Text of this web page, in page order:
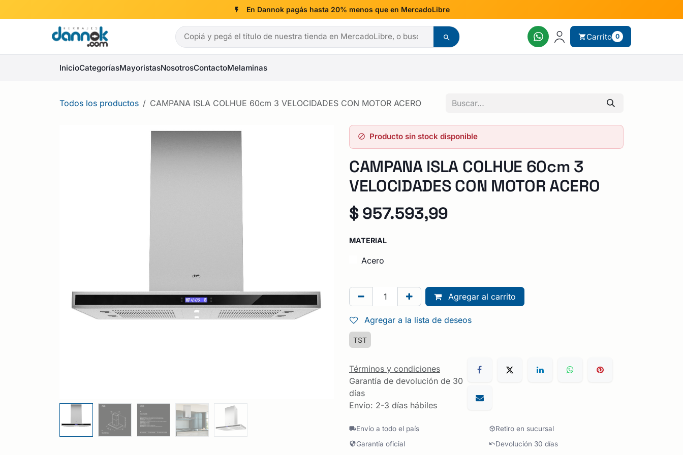
En Dannok pagás hasta 20% menos que en MercadoLibre
Carrito 0
InicioCategoríasMayoristasNosotrosContactoMelaminas
Todos los productos CAMPANA ISLA COLHUE 60cm 3 VELOCIDADES CON MOTOR ACERO
Producto sin stock disponible
CAMPANA ISLA COLHUE 60cm 3
VELOCIDADES CON MOTOR ACERO
$ 957.593,99
MATERIAL
Acero
Agregar al carrito
Agregar a la lista de deseos
TST
Términos y condiciones
Garantía de devolución de 30
días
Envío: 2-3 días hábiles
Envío a todo el país
Retiro en sucursal
Garantía oficial
Devolución 30 días